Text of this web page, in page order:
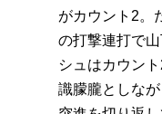
がカウント2。
の打撃連打で
シュはカウン
識朦朧としな